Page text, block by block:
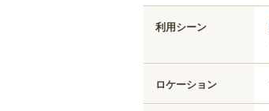
利用シーン
ロケーション